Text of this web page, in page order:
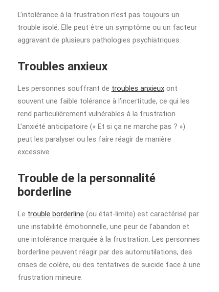
L’intolérance à la frustration n’est pas toujours un
trouble isolé. Elle peut être un symptôme ou un facteur
aggravant de plusieurs pathologies psychiatriques.
Troubles anxieux
Les personnes souffrant de troubles anxieux ont
souvent une faible tolérance à l’incertitude, ce qui les
rend particulièrement vulnérables à la frustration.
L’anxiété anticipatoire (« Et si ça ne marche pas ? »)
peut les paralyser ou les faire réagir de manière
excessive.
Trouble de la personnalité
borderline
Le trouble borderline (ou état-limite) est caractérisé par
une instabilité émotionnelle, une peur de l’abandon et
une intolérance marquée à la frustration. Les personnes
borderline peuvent réagir par des automutilations, des
crises de colère, ou des tentatives de suicide face à une
frustration mineure.